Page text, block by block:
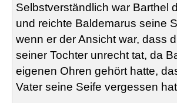
Selbstverständlich war Barthel
und reichte Baldemarus seine
wenn er der Ansicht war, dass
seiner Tochter unrecht tat, da
eigenen Ohren gehört hatte,
Vater seine Seife vergessen